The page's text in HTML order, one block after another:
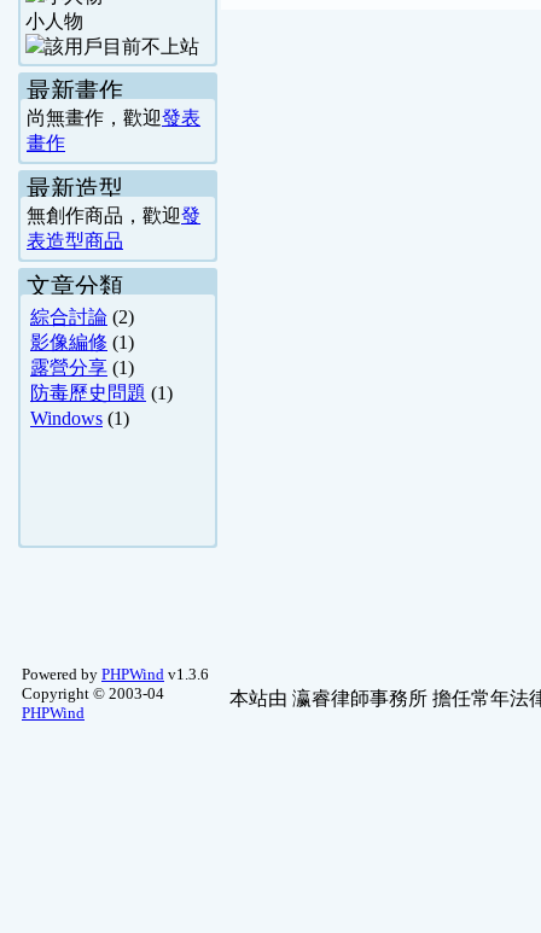
小人物
最新畫作
尚無畫作，歡迎發表
畫作
最新造型
無創作商品，歡迎發
表造型商品
文章分類
綜合討論 (2)
影像編修 (1)
露營分享 (1)
防毒歷史問題 (1)
Windows (1)
Powered by PHPWind v1.3.6
Copyright © 2003-04
PHPWind
本站由 瀛睿律師事務所 擔任常年法